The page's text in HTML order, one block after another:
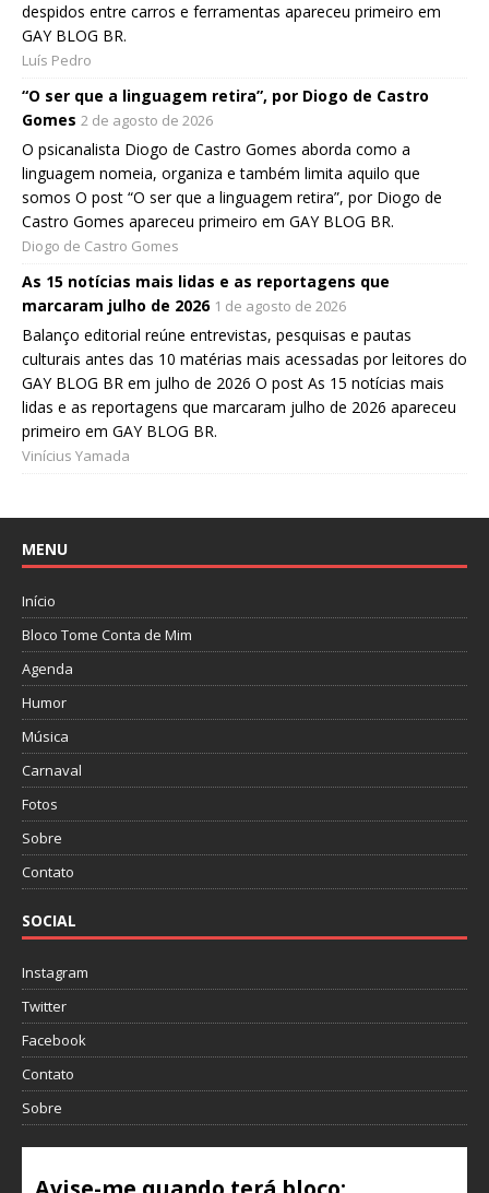
despidos entre carros e ferramentas apareceu primeiro em
GAY BLOG BR.
Luís Pedro
“O ser que a linguagem retira”, por Diogo de Castro
Gomes 2 de agosto de 2026
O psicanalista Diogo de Castro Gomes aborda como a
linguagem nomeia, organiza e também limita aquilo que
somos O post “O ser que a linguagem retira”, por Diogo de
Castro Gomes apareceu primeiro em GAY BLOG BR.
Diogo de Castro Gomes
As 15 notícias mais lidas e as reportagens que
marcaram julho de 2026 1 de agosto de 2026
Balanço editorial reúne entrevistas, pesquisas e pautas
culturais antes das 10 matérias mais acessadas por leitores do
GAY BLOG BR em julho de 2026 O post As 15 notícias mais
lidas e as reportagens que marcaram julho de 2026 apareceu
primeiro em GAY BLOG BR.
Vinícius Yamada
MENU
Início
Bloco Tome Conta de Mim
Agenda
Humor
Música
Carnaval
Fotos
Sobre
Contato
SOCIAL
Instagram
Twitter
Facebook
Contato
Sobre